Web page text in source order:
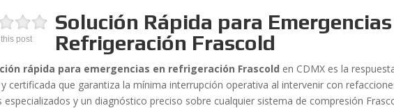
post
Solución Rápida para
Refrigeración Frascold
rápida para emergencias en refrigeración Frascold en CDMX es la
certificada que garantiza la mínima interrupción operativa al intervenir con
especializados y un diagnóstico preciso sobre cualquier sistema de compresión